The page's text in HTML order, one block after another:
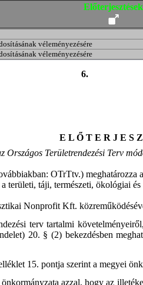
Előterjesztések
véleményezésére
véleményezésére